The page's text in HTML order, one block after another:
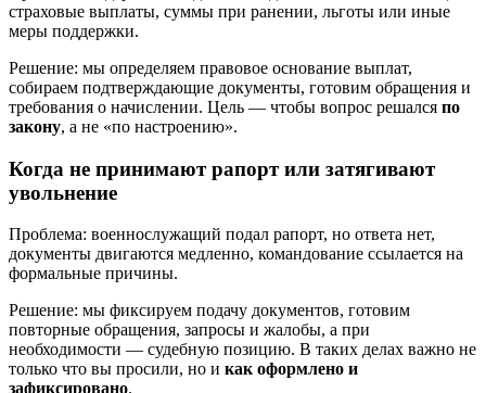
страховые выплаты, суммы при ранении, льготы или иные
меры поддержки.
Решение: мы определяем правовое основание выплат,
собираем подтверждающие документы, готовим обращения и
требования о начислении. Цель — чтобы вопрос решался по
закону, а не «по настроению».
Когда не принимают рапорт или затягивают
увольнение
Проблема: военнослужащий подал рапорт, но ответа нет,
документы двигаются медленно, командование ссылается на
формальные причины.
Решение: мы фиксируем подачу документов, готовим
повторные обращения, запросы и жалобы, а при
необходимости — судебную позицию. В таких делах важно не
только что вы просили, но и как оформлено и
зафиксировано.